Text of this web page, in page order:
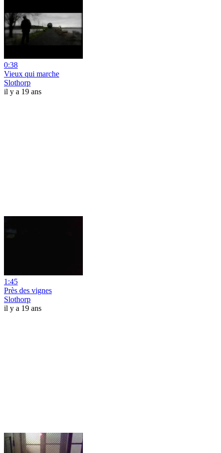
0:38
Vieux qui marche
Slothorp
il y a 19 ans
1:45
Près des vignes
Slothorp
il y a 19 ans